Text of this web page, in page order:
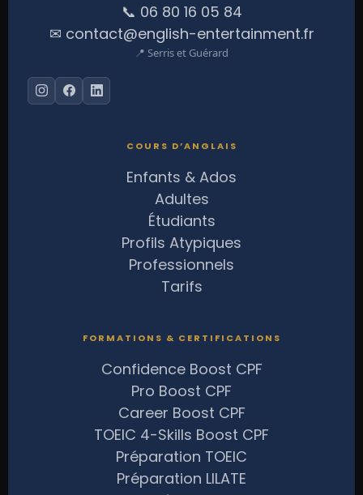
📞 06 80 16 05 84
✉ contact@english-entertainment.fr
📍 Serris et Guérard
COURS D’ANGLAIS
Enfants & Ados
Adultes
Étudiants
Profils Atypiques
Professionnels
Tarifs
FORMATIONS & CERTIFICATIONS
Confidence Boost CPF
Pro Boost CPF
Career Boost CPF
TOEIC 4-Skills Boost CPF
Préparation TOEIC
Préparation LILATE